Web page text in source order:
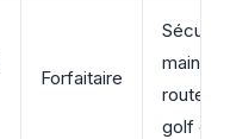
Forfaitaire
route
golf